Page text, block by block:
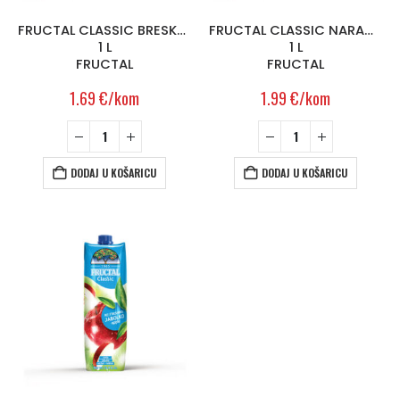
FRUCTAL CLASSIC BRESKVA
1 L
FRUCTAL
1.69€/kom
DODAJ U KOŠARICU
FRUCTAL CLASSIC NARANČA
1 L
FRUCTAL
1.99€/kom
DODAJ U KOŠARICU